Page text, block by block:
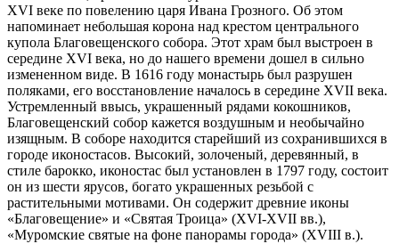
XVI веке по повелению царя Ивана Грозного. Об этом
напоминает небольшая корона над крестом центрального
купола Благовещенского собора. Этот храм был выстроен в
середине XVI века, но до нашего времени дошел в сильно
измененном виде. В 1616 году монастырь был разрушен
поляками, его восстановление началось в середине XVII века.
Устремленный ввысь, украшенный рядами кокошников,
Благовещенский собор кажется воздушным и необычайно
изящным. В соборе находится старейший из сохранившихся в
городе иконостасов. Высокий, золоченый, деревянный, в
стиле барокко, иконостас был установлен в 1797 году, состоит
он из шести ярусов, богато украшенных резьбой с
растительными мотивами. Он содержит древние иконы
«Благовещение» и «Святая Троица» (XVI-XVII вв.),
«Муромские святые на фоне панорамы города» (XVIII в.).